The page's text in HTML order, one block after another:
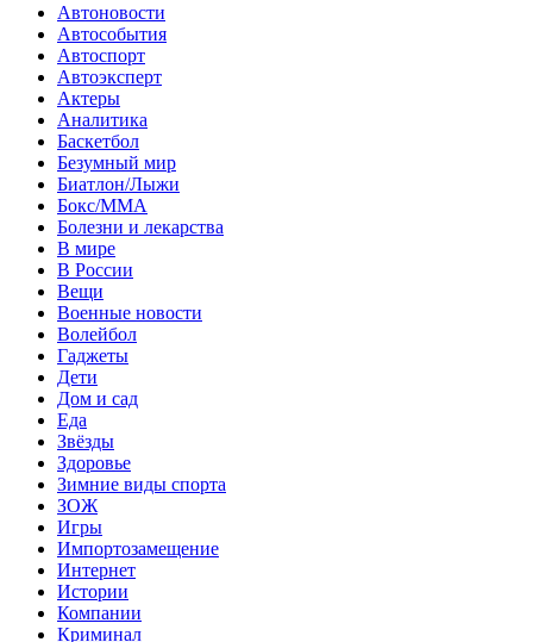
Автоновости
Автособытия
Автоспорт
Автоэксперт
Актеры
Аналитика
Баскетбол
Безумный мир
Биатлон/Лыжи
Бокс/MMA
Болезни и лекарства
В мире
В России
Вещи
Военные новости
Волейбол
Гаджеты
Дети
Дом и сад
Еда
Звёзды
Здоровье
Зимние виды спорта
ЗОЖ
Игры
Импортозамещение
Интернет
Истории
Компании
Криминал